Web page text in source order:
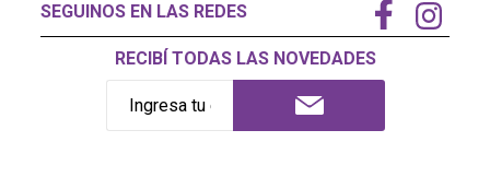
SEGUINOS EN LAS REDES
RECIBÍ TODAS LAS NOVEDADES